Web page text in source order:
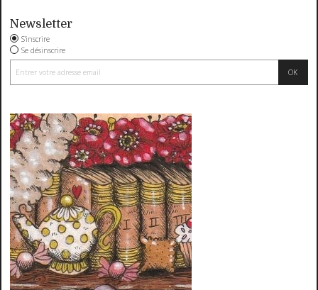
Newsletter
S'inscrire
Se désinscrire